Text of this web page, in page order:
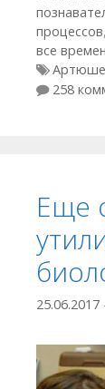
процессов,
все
Метки
258
Еще
25.06.2017